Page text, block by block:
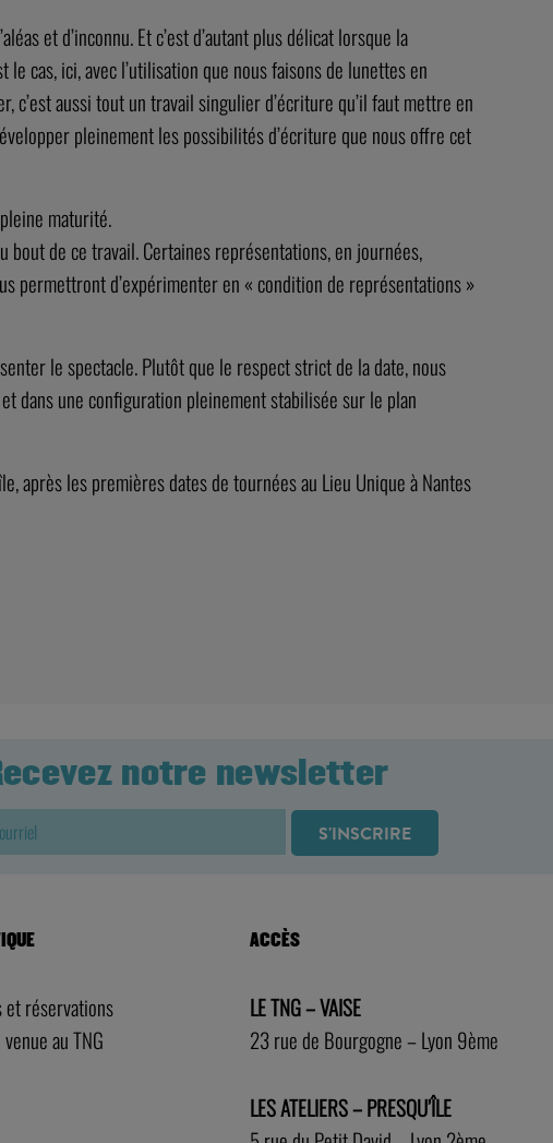
et d’inconnu. Et c’est d’autant plus délicat lorsque la
cas, ici, avec l’utilisation que nous faisons de lunettes en
c’est aussi tout un travail singulier d’écriture qu’il faut mettre en
pleinement les possibilités d’écriture que nous offre cet
maturité.
de ce travail. Certaines représentations, en journées,
permettront d’expérimenter en « condition de représentations »
le spectacle. Plutôt que le respect strict de la date, nous
dans une configuration pleinement stabilisée sur le plan
après les premières dates de tournées au Lieu Unique à Nantes
notre newsletter
et réservations
au TNG
ACCÈS
LE TNG – VAISE
23 rue de Bourgogne – Lyon 9ème
LES ATELIERS – PRESQU’ÎLE